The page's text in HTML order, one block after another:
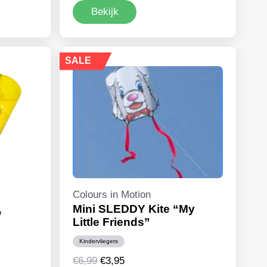
was:
is:
Bekijk
SALE
Colours in Motion
Mini SLEDDY Kite “My
Little Friends”
Kindervliegers
€6,99 Oorspronkelijke
€3,95Huidige